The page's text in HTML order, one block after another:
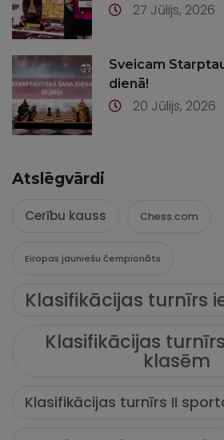
27 Jūlijs, 2026
Sveicam
dienā!
20 Jūlijs, 2026
Atslēgvārdi
Cerību kauss Chess.com
Eiropas jauniešu čempionāts
Klasifikācijas turnīrs
Klasifikācijas
klasēm
Klasifikācijas turnīrs II